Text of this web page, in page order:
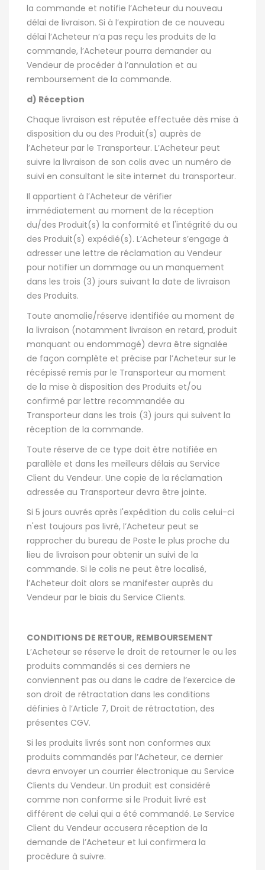
la commande et notifie l’Acheteur du nouveau
délai de livraison. Si à l’expiration de ce nouveau
délai l’Acheteur n’a pas reçu les produits de la
commande, l’Acheteur pourra demander au
Vendeur de procéder à l’annulation et au
remboursement de la commande.
d) Réception
Chaque livraison est réputée effectuée dès mise à
disposition du ou des Produit(s) auprès de
l’Acheteur par le Transporteur. L’Acheteur peut
suivre la livraison de son colis avec un numéro de
suivi en consultant le site internet du transporteur.
Il appartient à l’Acheteur de vérifier
immédiatement au moment de la réception
du/des Produit(s) la conformité et l'intégrité du ou
des Produit(s) expédié(s). L’Acheteur s’engage à
adresser une lettre de réclamation au Vendeur
pour notifier un dommage ou un manquement
dans les trois (3) jours suivant la date de livraison
des Produits.
Toute anomalie/réserve identifiée au moment de
la livraison (notamment livraison en retard, produit
manquant ou endommagé) devra être signalée
de façon complète et précise par l’Acheteur sur le
récépissé remis par le Transporteur au moment
de la mise à disposition des Produits et/ou
confirmé par lettre recommandée au
Transporteur dans les trois (3) jours qui suivent la
réception de la commande.
Toute réserve de ce type doit être notifiée en
parallèle et dans les meilleurs délais au Service
Client du Vendeur. Une copie de la réclamation
adressée au Transporteur devra être jointe.
Si 5 jours ouvrés après l'expédition du colis celui-ci
n'est toujours pas livré, l’Acheteur peut se
rapprocher du bureau de Poste le plus proche du
lieu de livraison pour obtenir un suivi de la
commande. Si le colis ne peut être localisé,
l’Acheteur doit alors se manifester auprès du
Vendeur par le biais du Service Clients.
CONDITIONS DE RETOUR, REMBOURSEMENT
L’Acheteur se réserve le droit de retourner le ou les
produits commandés si ces derniers ne
conviennent pas ou dans le cadre de l’exercice de
son droit de rétractation dans les conditions
définies à l’Article 7, Droit de rétractation, des
présentes CGV.
Si les produits livrés sont non conformes aux
produits commandés par l’Acheteur, ce dernier
devra envoyer un courrier électronique au Service
Clients du Vendeur. Un produit est considéré
comme non conforme si le Produit livré est
différent de celui qui a été commandé. Le Service
Client du Vendeur accusera réception de la
demande de l’Acheteur et lui confirmera la
procédure à suivre.